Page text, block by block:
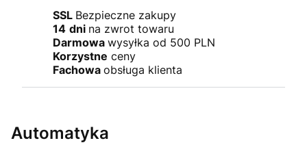
SSL Bezpieczne zakupy
14 dni na zwrot towaru
Darmowa wysyłka od 500 PLN
Korzystne ceny
Fachowa obsługa klienta
Automatyka